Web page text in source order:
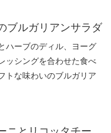
ブルガリアンサラダ
ハーブのディル、ヨーグ
ッシングを合わせた食べ
トな味わいのブルガリア